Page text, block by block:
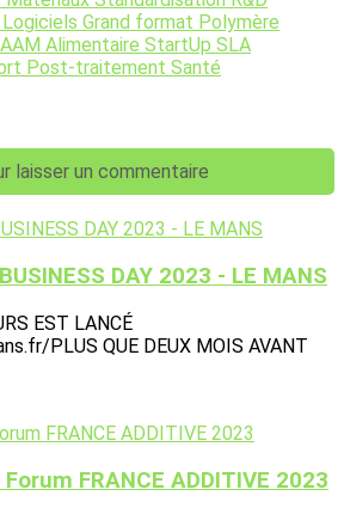
Logiciels Grand format Polymère
Alimentaire StartUp SLA
Post-traitement Santé
laisser un commentaire
DAY 2023 - LE MANS
EST LANCÉ
PLUS QUE DEUX MOIS AVANT
FRANCE ADDITIVE 2023